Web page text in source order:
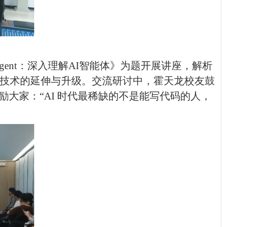
：深入理解AI智能体》为题开展讲座，解析
术的延伸与升级。交流研讨中，霍天龙校友鼓
大家： “AI 时代最稀缺的不是能写代码的人，